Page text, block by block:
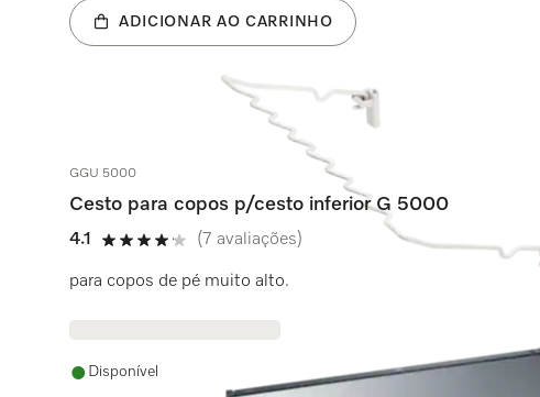
ADICIONAR AO CARRINHO
GGU 5000
Cesto para copos p/cesto inferior G 5000
4.1
4.1 estrela(s) de 5
(7 avaliações)
para copos de pé muito alto.
Disponível